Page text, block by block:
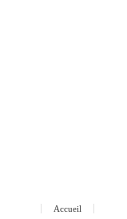
Accueil